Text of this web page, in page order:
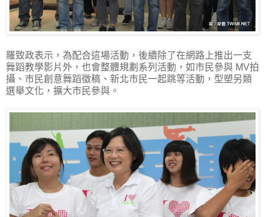
羅致政表示，為配合這場活動，後續除了在網路上推出一支
舞蹈教學影片外，也會整體規劃系列活動，如市民參與 MV拍
攝、市民創意舞蹈徵稿、新北市民一起跳等活動，型塑另類
選舉文化，擴大市民參與。